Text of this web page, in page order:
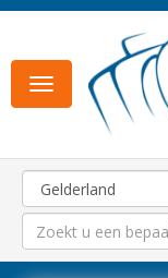
Toggle
navigation